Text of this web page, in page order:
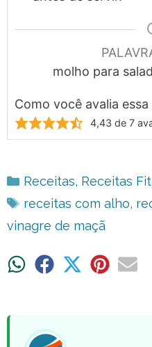
molho para
Como você avalia
4,43 de 7
Categorias
Receitas, Receitas
Tags
receitas com alho,
vinagre de maçã
ShareShare ShareShare